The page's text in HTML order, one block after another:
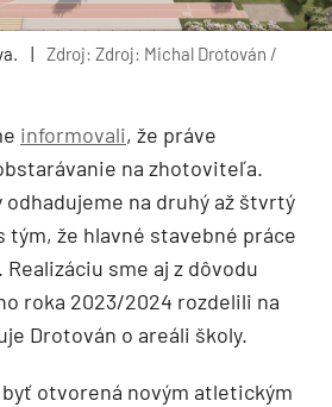
Zdroj: Zdroj: Michal Drotován /
informovali, že práve
na zhotoviteľa.
odhadujeme na druhý až štvrtý
tým, že hlavné stavebné práce
sme aj z dôvodu
roka 2023/2024 rozdelili na
Drotován o areáli školy.
otvorená novým atletickým